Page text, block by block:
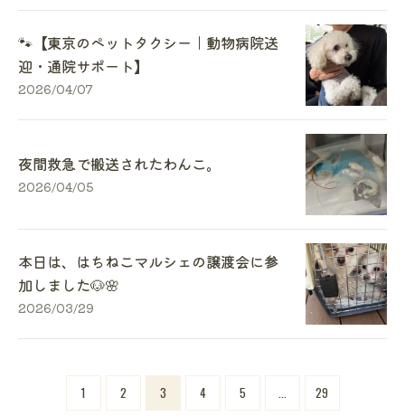
🐾【東京のペットタクシー｜動物病院送
迎・通院サポート】
2026/04/07
夜間救急で搬送されたわんこ。
2026/04/05
本日は、はちねこマルシェの譲渡会に参
加しました🐶🌸
2026/03/29
1 2 3 4 5 ... 29